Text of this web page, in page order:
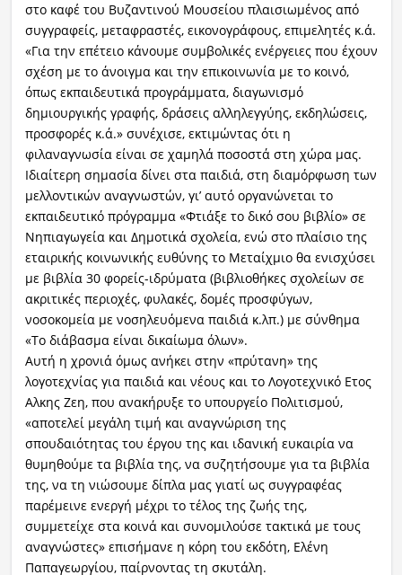
στο καφέ του Βυζαντινού Μουσείου πλαισιωμένος από
συγγραφείς, μεταφραστές, εικονογράφους, επιμελητές κ.ά.
«Για την επέτειο κάνουμε συμβολικές ενέργειες που έχουν
σχέση με το άνοιγμα και την επικοινωνία με το κοινό,
όπως εκπαιδευτικά προγράμματα, διαγωνισμό
δημιουργικής γραφής, δράσεις αλληλεγγύης, εκδηλώσεις,
προσφορές κ.ά.» συνέχισε, εκτιμώντας ότι η
φιλαναγνωσία είναι σε χαμηλά ποσοστά στη χώρα μας.
Ιδιαίτερη σημασία δίνει στα παιδιά, στη διαμόρφωση των
μελλοντικών αναγνωστών, γι’ αυτό οργανώνεται το
εκπαιδευτικό πρόγραμμα «Φτιάξε το δικό σου βιβλίο» σε
Νηπιαγωγεία και Δημοτικά σχολεία, ενώ στο πλαίσιο της
εταιρικής κοινωνικής ευθύνης το Μεταίχμιο θα ενισχύσει
με βιβλία 30 φορείς-ιδρύματα (βιβλιοθήκες σχολείων σε
ακριτικές περιοχές, φυλακές, δομές προσφύγων,
νοσοκομεία με νοσηλευόμενα παιδιά κ.λπ.) με σύνθημα
«Το διάβασμα είναι δικαίωμα όλων».
Αυτή η χρονιά όμως ανήκει στην «πρύτανη» της
λογοτεχνίας για παιδιά και νέους και το Λογοτεχνικό Ετος
Αλκης Ζεη, που ανακήρυξε το υπουργείο Πολιτισμού,
«αποτελεί μεγάλη τιμή και αναγνώριση της
σπουδαιότητας του έργου της και ιδανική ευκαιρία να
θυμηθούμε τα βιβλία της, να συζητήσουμε για τα βιβλία
της, να τη νιώσουμε δίπλα μας γιατί ως συγγραφέας
παρέμεινε ενεργή μέχρι το τέλος της ζωής της,
συμμετείχε στα κοινά και συνομιλούσε τακτικά με τους
αναγνώστες» επισήμανε η κόρη του εκδότη, Ελένη
Παπαγεωργίου, παίρνοντας τη σκυτάλη.